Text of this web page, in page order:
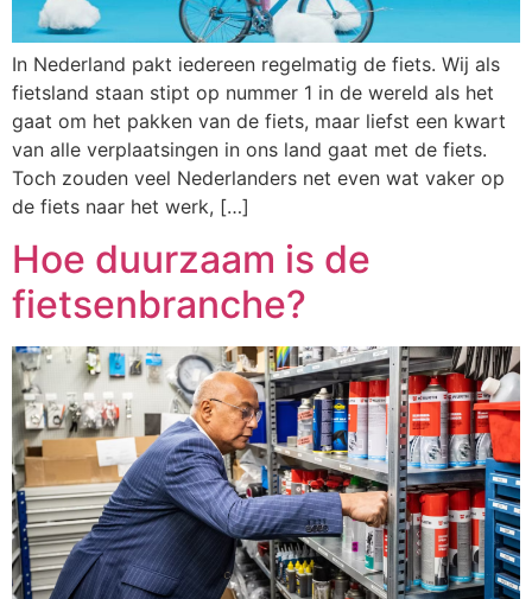
In Nederland pakt iedereen regelmatig de fiets. Wij als
fietsland staan stipt op nummer 1 in de wereld als het
gaat om het pakken van de fiets, maar liefst een kwart
van alle verplaatsingen in ons land gaat met de fiets.
Toch zouden veel Nederlanders net even wat vaker op
de fiets naar het werk, […]
Hoe duurzaam is de
fietsenbranche?